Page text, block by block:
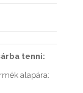
tenni:
alapára: